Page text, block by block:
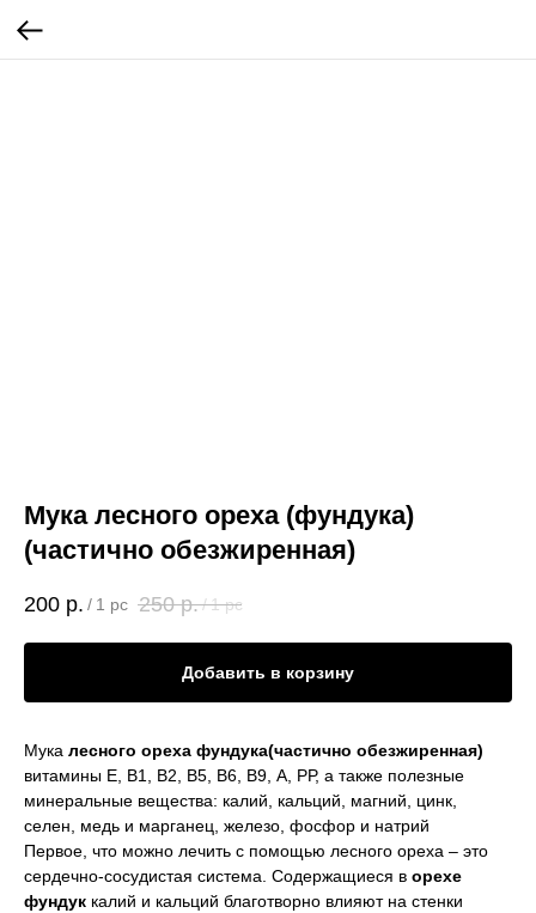
Мука лесного ореха (фундука)
(частично обезжиренная)
200 р. / 1 pc 250 р./1 pc
Добавить в корзину
Мука лесного ореха фундука(частично обезжиренная)
витамины Е, В1, В2, В5, В6, В9, А, РР, а также полезные
минеральные вещества: калий, кальций, магний, цинк,
селен, медь и марганец, железо, фосфор и натрий
Первое, что можно лечить с помощью лесного ореха – это
сердечно-сосудистая система. Содержащиеся в орехе
фундук калий и кальций благотворно влияют на стенки